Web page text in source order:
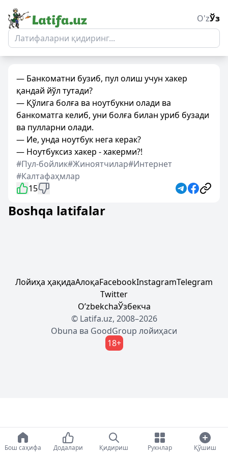
O'zЎз
— Банкоматни бузиб, пул олиш учун хакер
қандай йўл тутади?
— Қўлига болға ва ноутбукни олади ва
банкоматга келиб, уни болға билан уриб бузади
ва пулларни олади.
— Ие, унда ноутбук нега керак?
— Ноутбуксиз хакер - хакерми?!
#Пул-бойлик#Жиноятчилар#Интернет
#Калтафаҳмлар
15
Boshqa latifalar
Лойиҳа ҳақидаАлоқаFacebookInstagramTelegram
Twitter
OʼzbekchaЎзбекча
© Latifa.uz, 2008–2026
Obuna ва GoodGroup лойиҳаси
18+
Бош саҳифа Додалари Қидириш Рукнлар Қўшиш